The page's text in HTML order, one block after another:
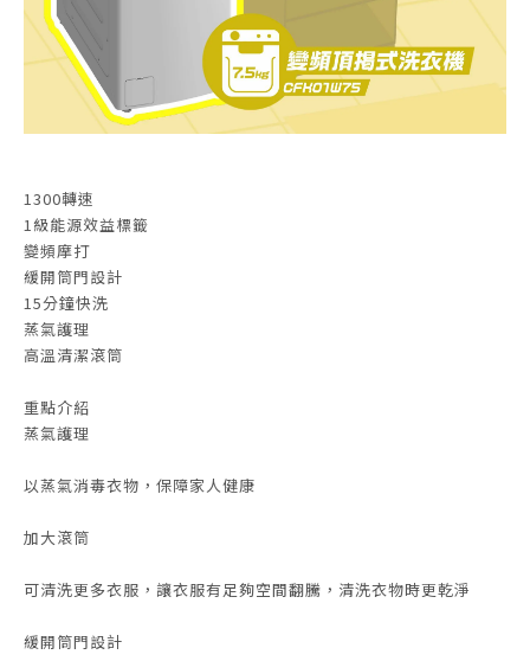
1300轉速
1級能源效益標籤
變頻摩打
緩開筒門設計
15分鐘快洗
蒸氣護理
高溫清潔滾筒
重點介紹
蒸氣護理
以蒸氣消毒衣物，保障家人健康
加大滾筒
可清洗更多衣服，讓衣服有足夠空間翻騰，清洗衣物時更乾淨
緩開筒門設計